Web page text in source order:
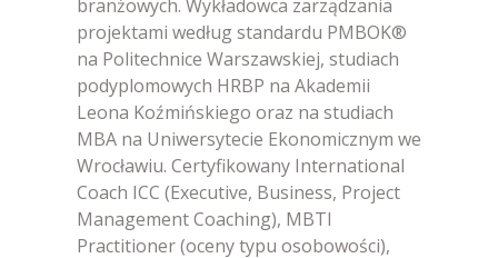
branżowych. Wykładowca zarządzania
projektami według standardu PMBOK®
na Politechnice Warszawskiej, studiach
podyplomowych HRBP na Akademii
Leona Koźmińskiego oraz na studiach
MBA na Uniwersytecie Ekonomicznym we
Wrocławiu. Certyfikowany International
Coach ICC (Executive, Business, Project
Management Coaching), MBTI
Practitioner (oceny typu osobowości),